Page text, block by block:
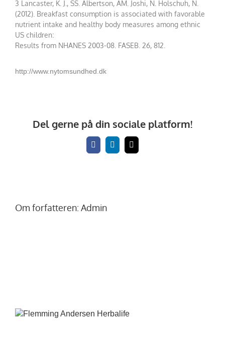
3 Lancaster, K. J., SS. Albertson, AM. Joshi, N. Holschuh, N.
(2012). Breakfast consumption is associated with favorable
nutrient intake and healthy body measures among ethnic
US children:
Results from NHANES 2003-08. FASEB. 26, 812.
http://www.nytomsundhed.dk
Del gerne på din sociale platform!
FacebookLinkedIn
E-
mail
Om forfatteren: Admin